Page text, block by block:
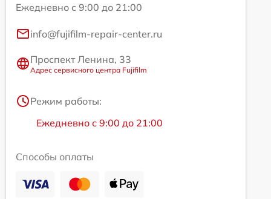
Ежедневно с 9:00 до 21:00
info@fujifilm-repair-center.ru
Проспект Ленина, 33
Адрес сервисного центра Fujifilm
Режим работы:
Ежедневно с 9:00 до 21:00
Способы оплаты